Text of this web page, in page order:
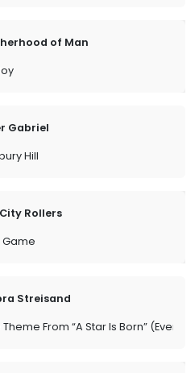
of Man
Gabriel
Hill
Rollers
Game
Streisand
Theme From “A Star Is Born”